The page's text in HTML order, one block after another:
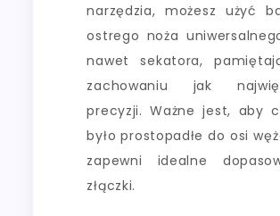
narzędzia, możesz użyć
ostrego noża
nawet sekatora,
zachowaniu jak
precyzji. Ważne jest, aby
było prostopadłe do osi
zapewni idealne
złączki.